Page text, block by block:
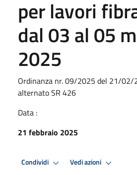
per lavori
dal 03 al 05
2025
Ordinanza nr. 09/2025 del 21/02/
alternato SR 426
Data :
21 febbraio 2025
Condividi Vedi azioni